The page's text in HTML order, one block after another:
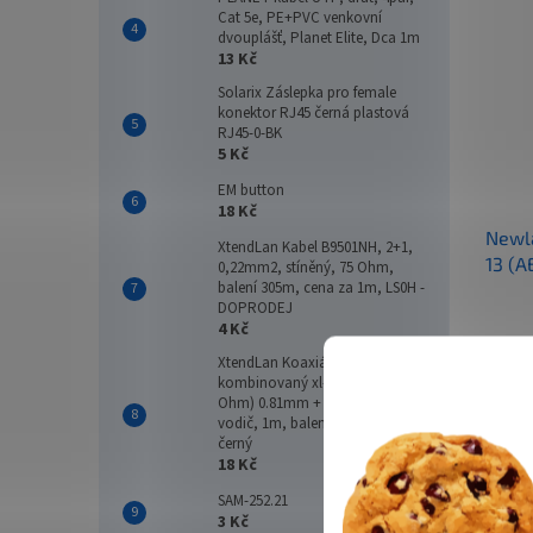
Cat 5e, PE+PVC venkovní
dvouplášť, Planet Elite, Dca 1m
13 Kč
Solarix Záslepka pro female
konektor RJ45 černá plastová
RJ45-0-BK
5 Kč
EM button
18 Kč
XtendLan Kabel B9501NH, 2+1,
0,22mm2, stíněný, 75 Ohm,
balení 305m, cena za 1m, LS0H -
DOPRODEJ
4 Kč
XtendLan Koaxiální kabel
kombinovaný xl-RG 59B (75
Ohm) 0.81mm + 2x 1mm2
vodič, 1m, balení 200m, PE
černý
18 Kč
SAM-252.21
3 Kč
13
26
s
WiFi